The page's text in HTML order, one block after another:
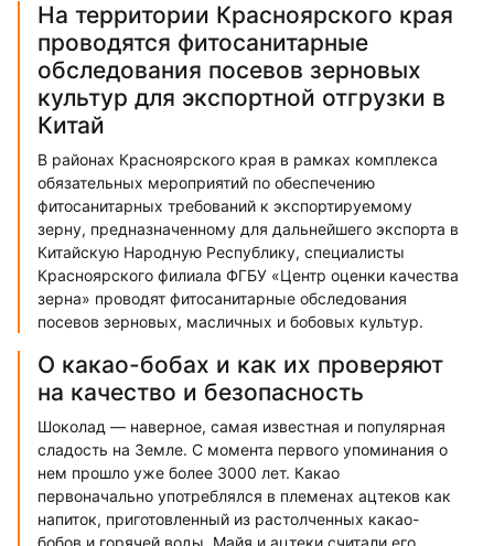
На территории Красноярского края
проводятся фитосанитарные
обследования посевов зерновых
культур для экспортной отгрузки в
Китай
В районах Красноярского края в рамках комплекса
обязательных мероприятий по обеспечению
фитосанитарных требований к экспортируемому
зерну, предназначенному для дальнейшего экспорта в
Китайскую Народную Республику, специалисты
Красноярского филиала ФГБУ «Центр оценки качества
зерна» проводят фитосанитарные обследования
посевов зерновых, масличных и бобовых культур.
О какао-бобах и как их проверяют
на качество и безопасность
Шоколад — наверное, самая известная и популярная
сладость на Земле. С момента первого упоминания о
нем прошло уже более 3000 лет. Какао
первоначально употреблялся в племенах ацтеков как
напиток, приготовленный из растолченных какао-